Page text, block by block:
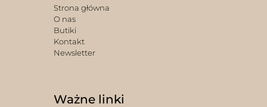
Strona główna
O nas
Butiki
Kontakt
Newsletter
Ważne linki